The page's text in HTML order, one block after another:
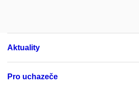
Aktuality
Pro uchazeče